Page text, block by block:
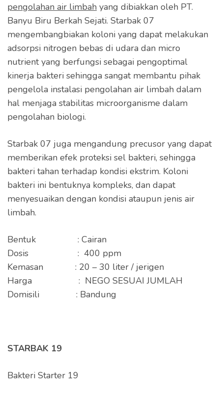
pengolahan air limbah yang dibiakkan oleh PT.
Banyu Biru Berkah Sejati. Starbak 07
mengembangbiakan koloni yang dapat melakukan
adsorpsi nitrogen bebas di udara dan micro
nutrient yang berfungsi sebagai pengoptimal
kinerja bakteri sehingga sangat membantu pihak
pengelola instalasi pengolahan air limbah dalam
hal menjaga stabilitas microorganisme dalam
pengolahan biologi.
Starbak 07 juga mengandung precusor yang dapat
memberikan efek proteksi sel bakteri, sehingga
bakteri tahan terhadap kondisi ekstrim. Koloni
bakteri ini bentuknya kompleks, dan dapat
menyesuaikan dengan kondisi ataupun jenis air
limbah.
Bentuk : Cairan
Dosis : 400 ppm
Kemasan : 20 – 30 liter / jerigen
Harga : NEGO SESUAI JUMLAH
Domisili : Bandung
STARBAK 19
Bakteri Starter 19